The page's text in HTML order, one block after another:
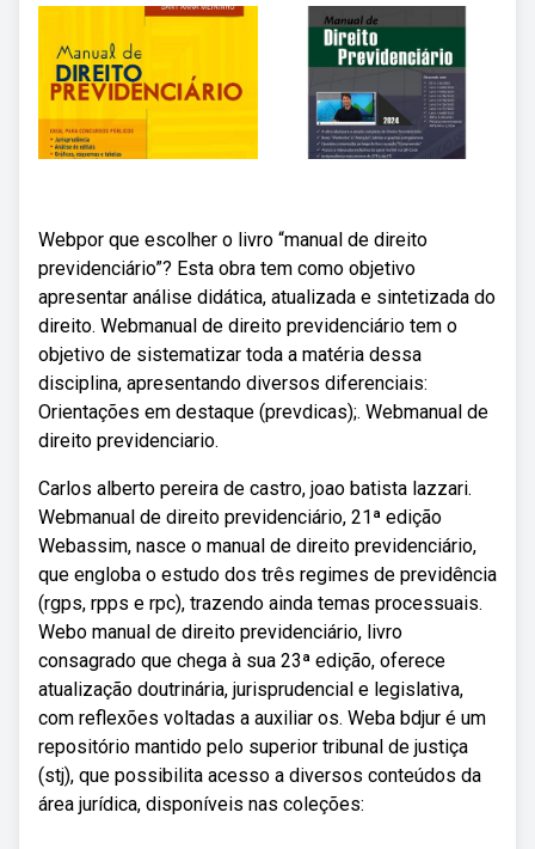
Webpor que escolher o livro “manual de direito
previdenciário”? Esta obra tem como objetivo
apresentar análise didática, atualizada e sintetizada do
direito. Webmanual de direito previdenciário tem o
objetivo de sistematizar toda a matéria dessa
disciplina, apresentando diversos diferenciais:
Orientações em destaque (prevdicas);. Webmanual de
direito previdenciario.
Carlos alberto pereira de castro, joao batista lazzari.
Webmanual de direito previdenciário, 21ª edição
Webassim, nasce o manual de direito previdenciário,
que engloba o estudo dos três regimes de previdência
(rgps, rpps e rpc), trazendo ainda temas processuais.
Webo manual de direito previdenciário, livro
consagrado que chega à sua 23ª edição, oferece
atualização doutrinária, jurisprudencial e legislativa,
com reflexões voltadas a auxiliar os. Weba bdjur é um
repositório mantido pelo superior tribunal de justiça
(stj), que possibilita acesso a diversos conteúdos da
área jurídica, disponíveis nas coleções: